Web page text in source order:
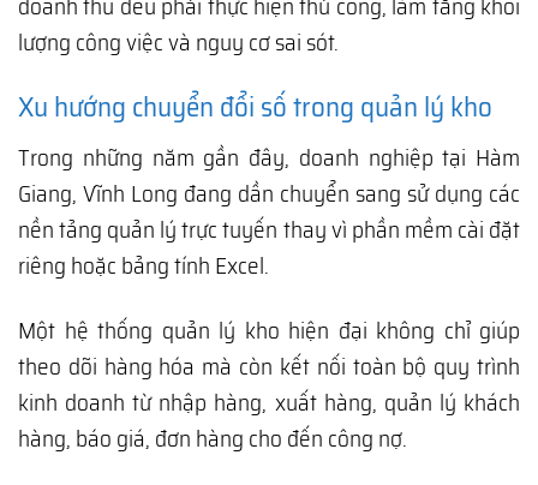
lượng công việc và nguy cơ sai sót.
Xu hướng chuyển đổi số trong quản lý kho
Trong những năm gần đây, doanh nghiệp tại Hàm
Giang, Vĩnh Long đang dần chuyển sang sử dụng các
nền tảng quản lý trực tuyến thay vì phần mềm cài đặt
riêng hoặc bảng tính Excel.
Một hệ thống quản lý kho hiện đại không chỉ giúp
theo dõi hàng hóa mà còn kết nối toàn bộ quy trình
kinh doanh từ nhập hàng, xuất hàng, quản lý khách
hàng, báo giá, đơn hàng cho đến công nợ.